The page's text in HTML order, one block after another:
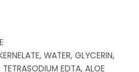
WATER, GLYCERIN,
EDTA, ALOE